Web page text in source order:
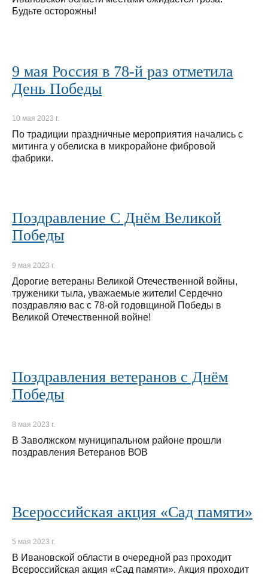
Будьте осторожны!
9 мая Россия в 78-й раз отметила
День Победы
10 мая 2023 г.
По традиции праздничные мероприятия начались с
митинга у обелиска в микрорайоне фибровой
фабрики.
Поздравление С Днём Великой
Победы
9 мая 2023 г.
Дорогие ветераны Великой Отечественной войны,
труженики тыла, уважаемые жители! Сердечно
поздравляю вас с 78-ой годовщиной Победы в
Великой Отечественной войне!
Поздравления ветеранов с Днём
Победы
8 мая 2023 г.
В Заволжском муниципальном районе прошли
поздравления Ветеранов ВОВ
Всероссийская акция «Сад памяти»
5 мая 2023 г.
В Ивановской области в очередной раз проходит
Всероссийская акция «Сад памяти». Акция проходит